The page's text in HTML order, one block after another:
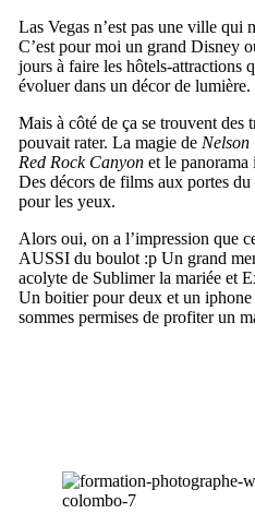
Las Vegas n’est pas une ville qui
C’est pour moi un grand Disney
jours à faire les hôtels-attractions
évoluer dans un décor de lumière.
Mais à côté de ça se trouvent des
pouvait rater. La magie de Nelson
Red Rock Canyonet le panorama
Des décors de films aux portes
pour les yeux.
Alors oui, on a l’impression que
AUSSI du boulot :p Un grand
acolyte de Sublimer la mariée et
Un boitier pour deux et un iphone
sommes permises de profiter un